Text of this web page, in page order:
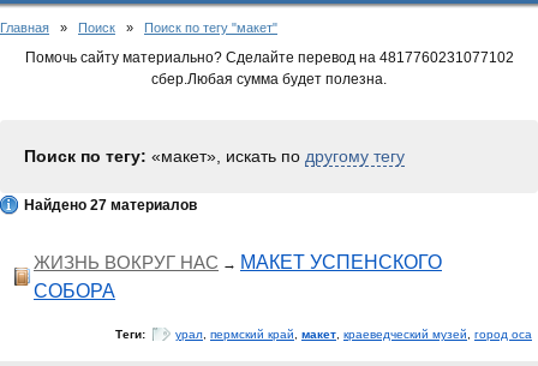
Форум
Главная » Поиск » Поиск по тегу "макет"
Помочь сайту материально? Сделайте перевод на 4817760231077102
сбер.Любая сумма будет полезна.
Поиск по тегу: «макет», искать по другому тегу
Найдено 27 материалов
ЖИЗНЬ ВОКРУГ НАС → МАКЕТ УСПЕНСКОГО
СОБОРА
Теги: урал пермский край макет краеведческий музей город оса